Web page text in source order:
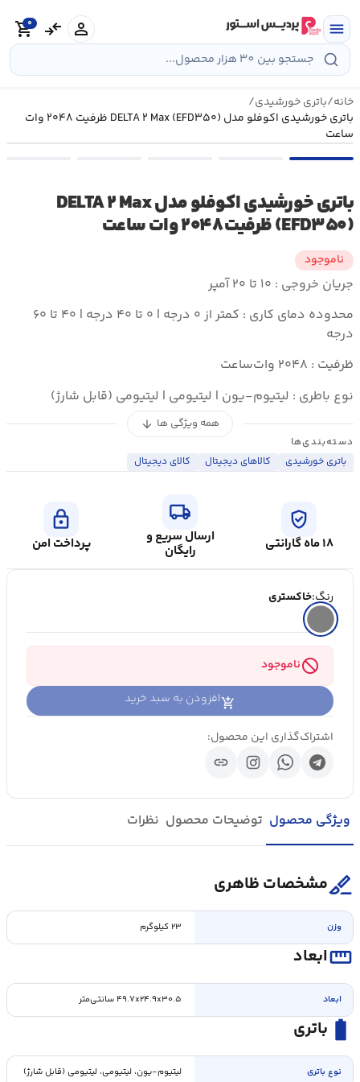
به
محتوا
menu
person
compare_arrows
shopping_cart
0
خانه/باتری خورشیدی/
باتری خورشیدی اکوفلو مدل DELTA ۲ Max (EFD۳۵۰) ظرفیت ۲۰۴۸ وات
ساعت
باتری خورشیدی اکوفلو مدل DELTA ۲ Max
(EFD۳۵۰) ظرفیت ۲۰۴۸ وات ساعت
ناموجود
جریان خروجی : ۱۰ تا ۲۰ آمپر
محدوده دمای کاری : کمتر از ۰ درجه | ۰ تا ۴۰ درجه | ۴۰ تا ۶۰
درجه
ظرفیت : ۲۰۴۸ وات‌ساعت
نوع باطری : لیتیوم-یون | لیتیومی | لیتیومی (قابل شارژ)
همه ویژگی ها arrow_downward
دسته‌بندی‌ها
باتری خورشیدی
کالاهای دیجیتال کالای ديجيتال
verified_user
۱۸ ماه گارانتی
local_shipping
ارسال سریع و
رایگان
lock
پرداخت امن
رنگ:خاکستری
blockناموجود
افزودن به سبد خرید
اشتراک‌گذاری این محصول:
link
ویژگی محصول توضیحات محصول نظرات
surgicalمشخصات ظاهری
وزن ۲۳ کیلوگرم
straightenابعاد
ابعاد ۴۹.۷x۲۴.۹x۳۰.۵ سانتی‌متر
battery_full باتری
نوع باتری لیتیوم-یون، لیتیومی، لیتیومی (قابل شارژ)